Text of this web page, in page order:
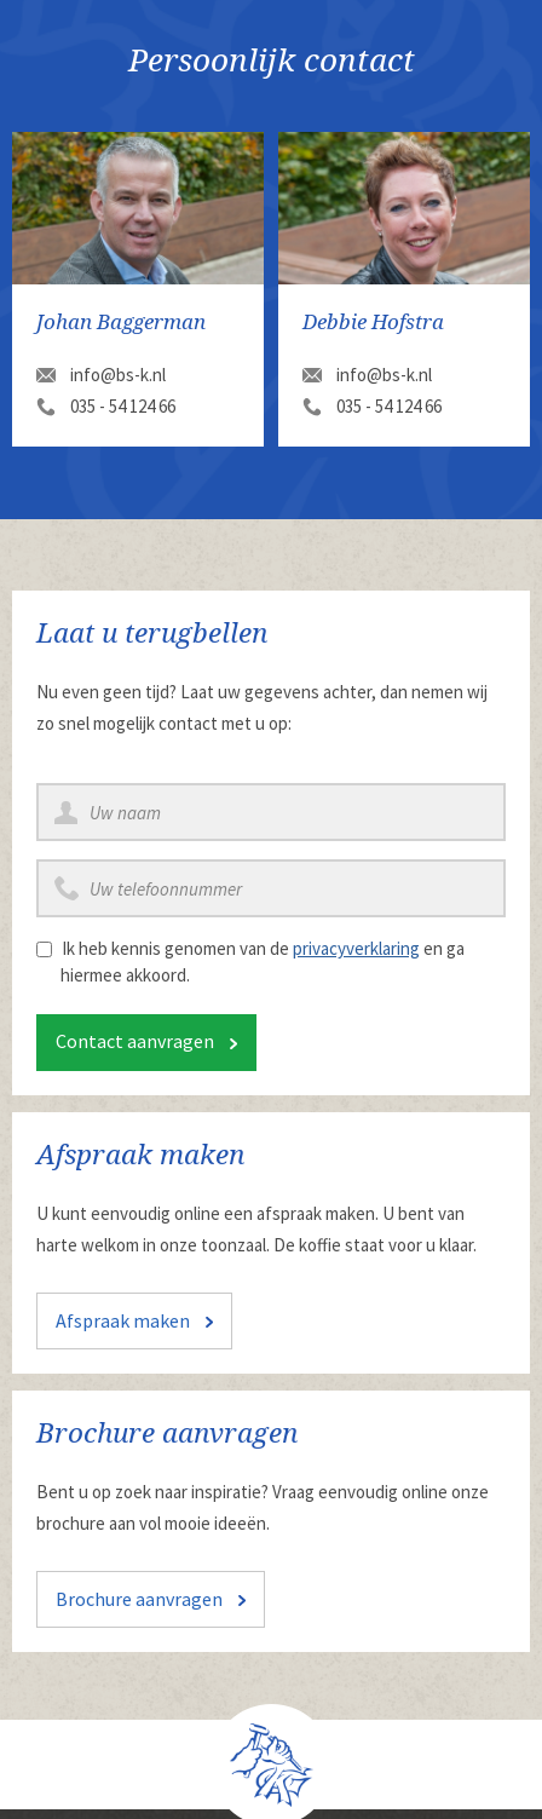
Persoonlijk contact
Johan Baggerman
info@bs-k.nl
035 - 54 124 66
Debbie Hofstra
info@bs-k.nl
035 - 54 124 66
Laat u terugbellen
Nu even geen tijd? Laat uw gegevens achter, dan nemen wij
zo snel mogelijk contact met u op:
Ik heb kennis genomen van de privacyverklaring en ga
hiermee akkoord.
Contact aanvragen
Afspraak maken
U kunt eenvoudig online een afspraak maken. U bent van
harte welkom in onze toonzaal. De koffie staat voor u klaar.
Afspraak maken
Brochure aanvragen
Bent u op zoek naar inspiratie? Vraag eenvoudig online onze
brochure aan vol mooie ideeën.
Brochure aanvragen